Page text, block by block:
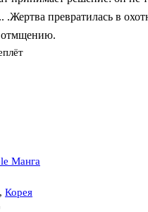
превратилась в
отмщению.
Манга
, Корея